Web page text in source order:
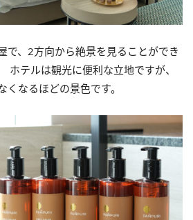
で、2方向から絶景を見ることができ
テルは観光に便利な立地ですが、
なるほどの景色です。